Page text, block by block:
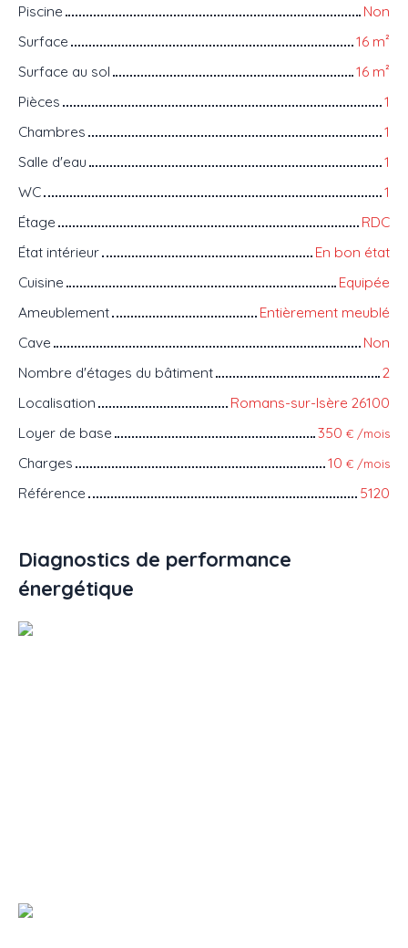
Piscine
Non
Surface
16 m²
Surface au sol
16 m²
Pièces
1
Chambres
1
Salle d'eau
1
WC
1
Étage
RDC
État intérieur
En bon état
Cuisine
Equipée
Ameublement
Entièrement meublé
Cave
Non
Nombre d'étages du bâtiment
2
Localisation
Romans-sur-Isère 26100
Loyer de base
350 € /mois
Charges 10 € /mois
Référence 5120
Diagnostics de performance
énergétique